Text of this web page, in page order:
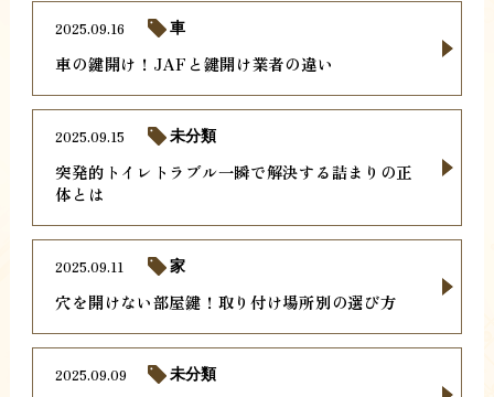
車の鍵開け！JAFと鍵開け業者の違い
2025.09.16 車
突発的トイレトラブル一瞬で解決する詰まりの正
体とは
2025.09.15 未分類
穴を開けない部屋鍵！取り付け場所別の選び方
2025.09.11 家
2025.09.09 未分類